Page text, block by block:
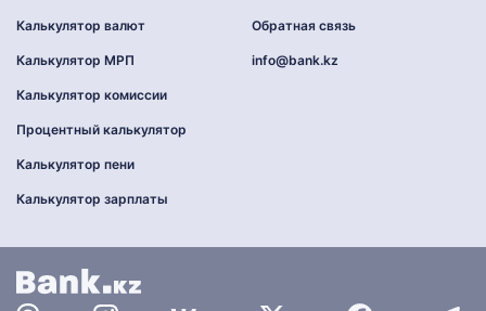
Калькулятор валют
Калькулятор МРП
Калькулятор комиссии
Процентный калькулятор
Калькулятор пени
Калькулятор зарплаты
Обратная связь
info@bank.kz